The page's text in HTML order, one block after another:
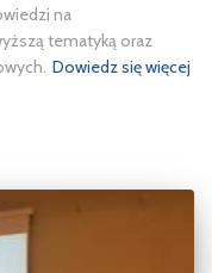
na
tematyką oraz
Dowiedz się więcej